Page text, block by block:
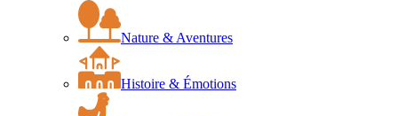
Nature & Aventures
Histoire & Émotions